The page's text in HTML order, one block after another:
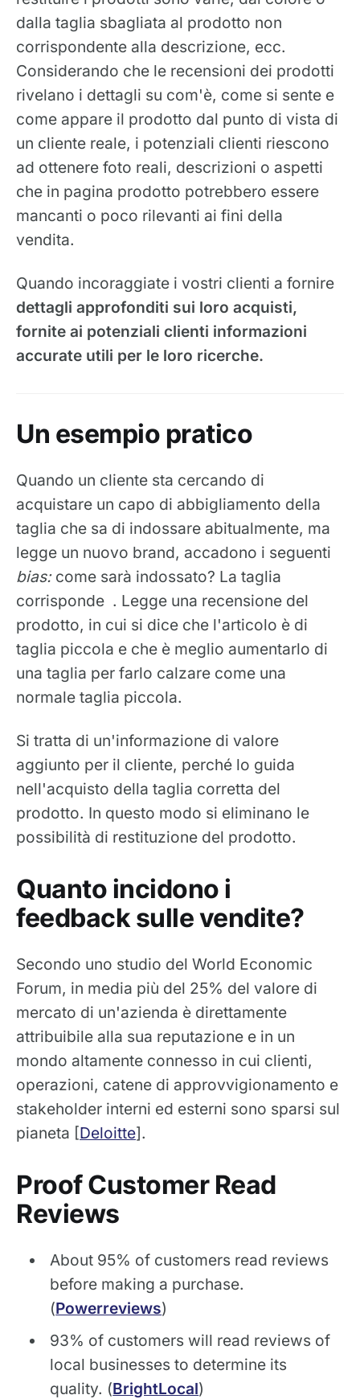
dalla taglia sbagliata al prodotto non
corrispondente alla descrizione, ecc.
Considerando che le recensioni dei prodotti
rivelano i dettagli su com'è, come si sente e
come appare il prodotto dal punto di vista di
un cliente reale, i potenziali clienti riescono
ad ottenere foto reali, descrizioni o aspetti
che in pagina prodotto potrebbero essere
mancanti o poco rilevanti ai fini della
vendita.
Quando incoraggiate i vostri clienti a fornire
dettagli approfonditi sui loro acquisti,
fornite ai potenziali clienti informazioni
accurate utili per le loro ricerche.
Un esempio pratico
Quando un cliente sta cercando di
acquistare un capo di abbigliamento della
taglia che sa di indossare abitualmente, ma
legge un nuovo brand, accadono i seguenti
bias: come sarà indossato? La taglia
corrisponde . Legge una recensione del
prodotto, in cui si dice che l'articolo è di
taglia piccola e che è meglio aumentarlo di
una taglia per farlo calzare come una
normale taglia piccola.
Si tratta di un'informazione di valore
aggiunto per il cliente, perché lo guida
nell'acquisto della taglia corretta del
prodotto. In questo modo si eliminano le
possibilità di restituzione del prodotto.
Quanto incidono i
feedback sulle vendite?
Secondo uno studio del World Economic
Forum, in media più del 25% del valore di
mercato di un'azienda è direttamente
attribuibile alla sua reputazione e in un
mondo altamente connesso in cui clienti,
operazioni, catene di approvvigionamento e
stakeholder interni ed esterni sono sparsi sul
pianeta [Deloitte].
Proof Customer Read
Reviews
About 95% of customers read reviews
before making a purchase.
(Powerreviews)
93% of customers will read reviews of
local businesses to determine its
quality. (BrightLocal)